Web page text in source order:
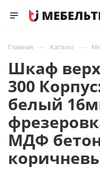
Главная — Каталог —
Шкаф
300
белый
МДФ